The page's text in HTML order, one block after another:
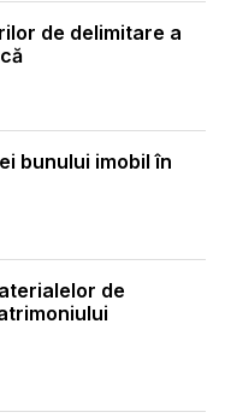
de delimitare a
bunului imobil în
de